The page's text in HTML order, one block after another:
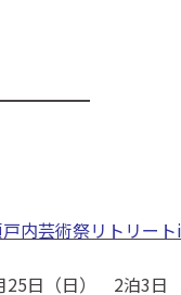
内芸術祭リトリート
25日（日） 2泊3日